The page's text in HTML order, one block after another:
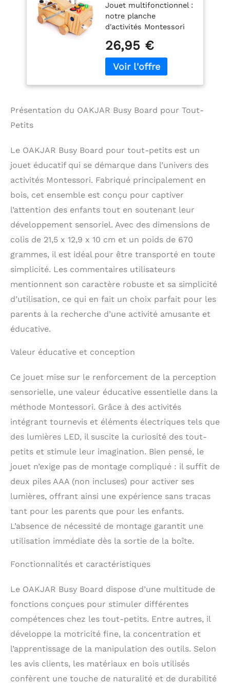
de Tournevis
Montessori pour
Enfants, Jouet
Montessori avec
lumière LED, Jouet
en Bois pour la
Perception
sensorielle pour Le
Jouet multifonctionnel :
notre planche
d'activités Montessori
seulement un jouet
amusant et éducatif
pour les enfants âgés
pratique de garder leurs
parents occupés à la
recherche d'un jouet
pour divertir leur enfant
pendant des heures.
matériau naturel :
fabriqué en bois de
haute qualité et équipé
lumineuses et colorées,
notre planche de travail
seulement sûre et
durable pour les
enfants, mais aussi un
haute qualité et durable
recherche de jouets
Montessori portable
pour tout-petits : notre
planche d'activités est
transporter, ce qui la
rend idéale pour les
jeux en déplacement.
Idéal pour les parents à
la recherche de jouets
faciles à transporter et
: notre plateau de
tournevis ne nécessite
pas d'instructions
compliquées, il suffit de
2 piles AAA. Il est conçu
puissent l'utiliser et en
qui signifie que les
détendre et regarder
leur enfant jouer sans
avoir à intervenir
cadeau parfaite : notre
tableau de travail de
tournevis est un
26,95 €
Présentation du OAKJAR Busy Board pour Tout-
Petits
Le OAKJAR Busy Board pour tout-petits est un
jouet éducatif qui se démarque dans l’univers des
activités Montessori. Fabriqué principalement en
bois, cet ensemble est conçu pour captiver
l’attention des enfants tout en soutenant leur
développement sensoriel. Avec des dimensions de
colis de 21,5 x 12,9 x 10 cm et un poids de 670
grammes, il est idéal pour être transporté en toute
simplicité. Les commentaires utilisateurs
mentionnent son caractère robuste et sa simplicité
d’utilisation, ce qui en fait un choix parfait pour les
parents à la recherche d’une activité amusante et
éducative.
Valeur éducative et conception
Ce jouet mise sur le renforcement de la perception
sensorielle, une valeur éducative essentielle dans la
méthode Montessori. Grâce à des activités
intégrant tournevis et éléments électriques tels que
des lumières LED, il suscite la curiosité des tout-
petits et stimule leur imagination. Bien pensé, le
jouet n’exige pas de montage compliqué : il suffit de
deux piles AAA (non incluses) pour activer ses
lumières, offrant ainsi une expérience sans tracas
tant pour les parents que pour les enfants.
L’absence de nécessité de montage garantit une
utilisation immédiate dès la sortie de la boîte.
Fonctionnalités et caractéristiques
Le OAKJAR Busy Board dispose d’une multitude de
fonctions conçues pour stimuler différentes
compétences chez les tout-petits. Entre autres, il
développe la motricité fine, la concentration et
l’apprentissage de la manipulation des outils. Selon
les avis clients, les matériaux en bois utilisés
confèrent une touche de naturalité et de durabilité